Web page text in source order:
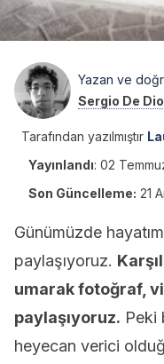
Yazan ve
Sergio De
Tarafından yazılmıştır
Yayınlandı: 02
Son Güncelleme: 21
Günümüzde
paylaşıyoruz.
umarak fotoğraf,
paylaşıyoruz. Peki
heyecan verici